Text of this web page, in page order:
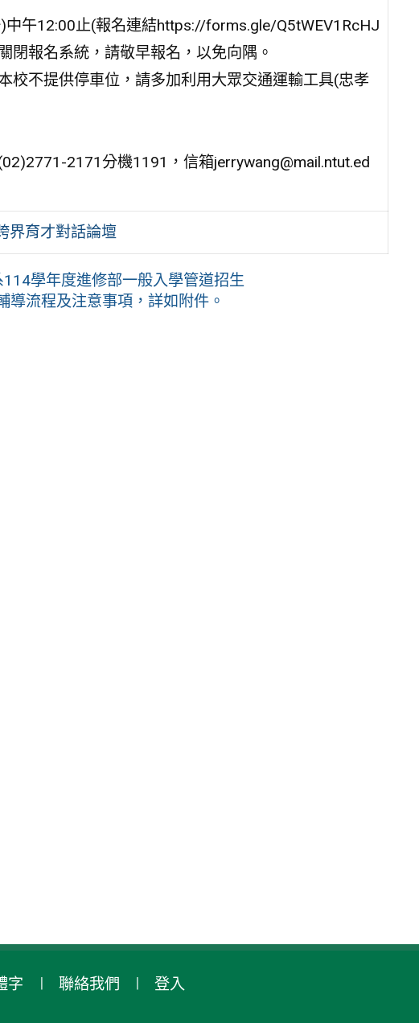
午12:00止(報名連結https://forms.gle/Q5tWEV1RcHJ
閉報名系統，請敬早報名，以免向隅。
校不提供停車位，請多加利用大眾交通運輸工具(忠孝
2171分機1191，信箱jerrywang@mail.ntut.ed
界育才對話論壇
學年度進修部一般入學管道招生
流程及注意事項，詳如附件。
字 聯絡我們 登入